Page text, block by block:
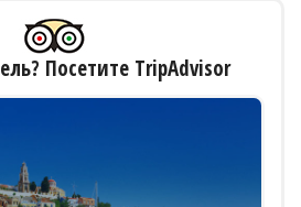
Посетите TripAdvisor